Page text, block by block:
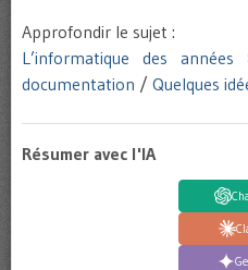
Approfondir le sujet :
L’informatique des années
documentation / Quelques
Résumer avec l'IA